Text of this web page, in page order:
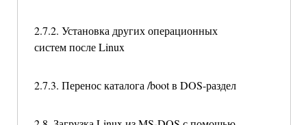
2.7.2. Установка других операционных
систем после Linux
2.7.3. Перенос каталога /boot в DOS-раздел